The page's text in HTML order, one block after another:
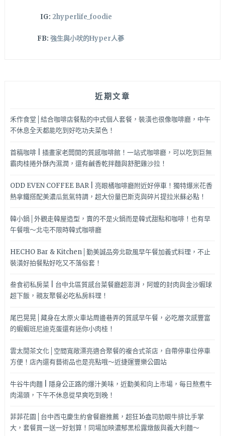
IG: 2hyperlife_foodie
FB: 強生與小吠的Hyper人蔘
近期文章
禾作食堂│結合咖啡店餐點的中式個人套餐，裝潢也很像咖啡廳，中午
不休息全天都能吃到好吃功夫菜色！
首稿咖啡 | 插畫家老闆開的質感咖啡館！一站式咖啡廳，可以吃到巨無
霸肉桂捲外酥內濕潤，還有鹹香乾拌麵與舒肥雞沙拉！
ODD EVEN COFFEE BAR | 亮眼橘咖啡廳附近好停車！獨特爆米花香
熱拿鐵搭配美濃瓜氮氣特調，超大份量巴斯克與碎片提拉米蘇必點！
韓小鍋│外觀走韓屋造型，賣的不是火鍋而是韓式甜點和咖啡！也有早
午餐哦～北屯不限時韓式咖啡廳
HECHO Bar & Kitchen│勤美誠品旁北歐風早午餐加義式料理，不止
裝潢好拍餐點好吃又不落俗套！
叁食初私房菜 | 台中北區質感台菜餐廳超澎湃，阿嬤的封肉與金沙蝦球
超下飯，親友聚餐必吃私房料理！
尾巴晃晃│藏身在太原火車站周邊巷弄的質感早午餐，必吃層次感豐富
的蝦蝦班尼迪克蛋還有迷你小肉桂！
雲太閒茶文化│空間寬敞漂亮適合聚餐的複合式茶店，自帶停車位停車
方便！店內還有藝術品也是亮點哦～近捷運豐樂公園站
牛谷牛肉麵 | 隱身公正路的爆汁美味，近勤美和向上市場，每日熬煮牛
肉湯頭，下午不休息從早爽吃到晚！
菲菲花園│台中西屯慶生約會餐廳推薦，超狂16盎司肋眼牛排比手掌
大，套餐買一送一好划算！同場加映濃郁黑松露燉飯與義大利麵～